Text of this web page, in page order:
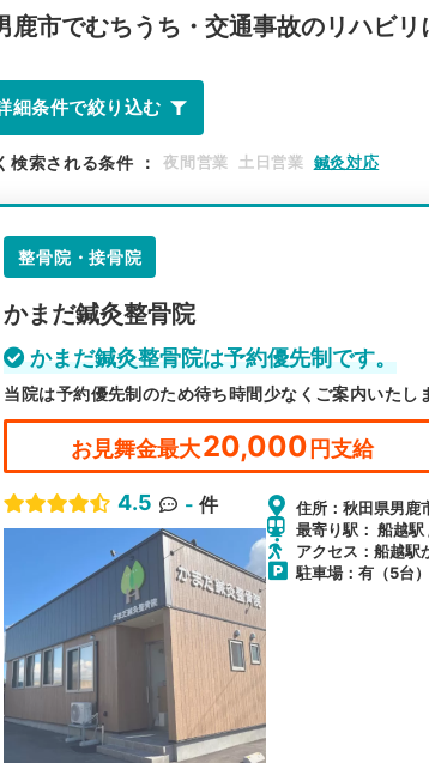
鹿市でむちうち・交通事故のリハビ
細条件で絞り込む
検索される条件 ： 夜間営業 土日営業 鍼灸対応
整骨院・接骨院
かまだ鍼灸整骨院
かまだ鍼灸整骨院は予約優先制です。
当院は予約優先制のため待ち時間少なくご案内いたし
お見舞金最大20,000円支給
4.5 - 件
住所：秋田県男
最寄り駅： 船越
アクセス：船越駅
駐車場：有（5台）